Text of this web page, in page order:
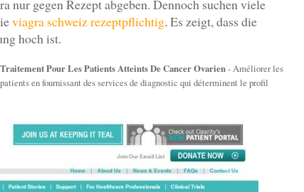
nur gegen Rezept abgeben. Dennoch suchen viele
viagra schweiz rezeptpflichtig. Es zeigt, dass die
hoch ist.
Pour Les Patients Atteints De Cancer Ovarien- Améliorer les
en fournissant des services de diagnostic qui déterminent le profil